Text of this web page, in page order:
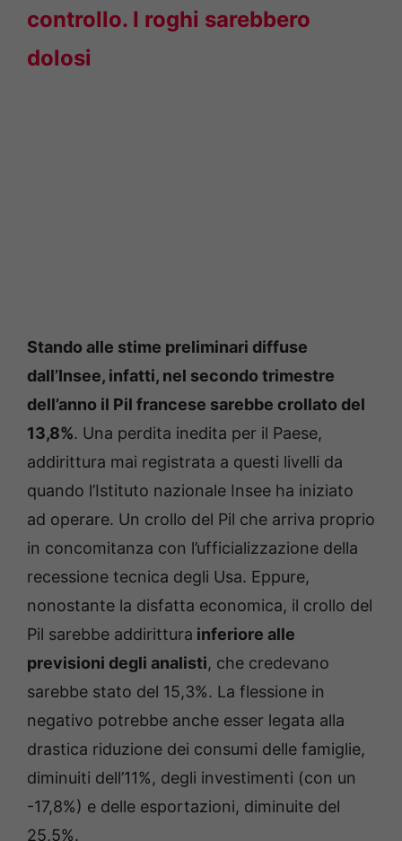
controllo. I roghi sarebbero
dolosi
Stando alle stime preliminari diffuse
dall’Insee, infatti, nel secondo trimestre
dell’anno il Pil francese sarebbe crollato del
13,8%. Una perdita inedita per il Paese,
addirittura mai registrata a questi livelli da
quando l’Istituto nazionale Insee ha iniziato
ad operare. Un crollo del Pil che arriva proprio
in concomitanza con l’ufficializzazione della
recessione tecnica degli Usa. Eppure,
nonostante la disfatta economica, il crollo del
Pil sarebbe addirittura inferiore alle
previsioni degli analisti, che credevano
sarebbe stato del 15,3%. La flessione in
negativo potrebbe anche esser legata alla
drastica riduzione dei consumi delle famiglie,
diminuiti dell’11%, degli investimenti (con un
-17,8%) e delle esportazioni, diminuite del
25,5%.